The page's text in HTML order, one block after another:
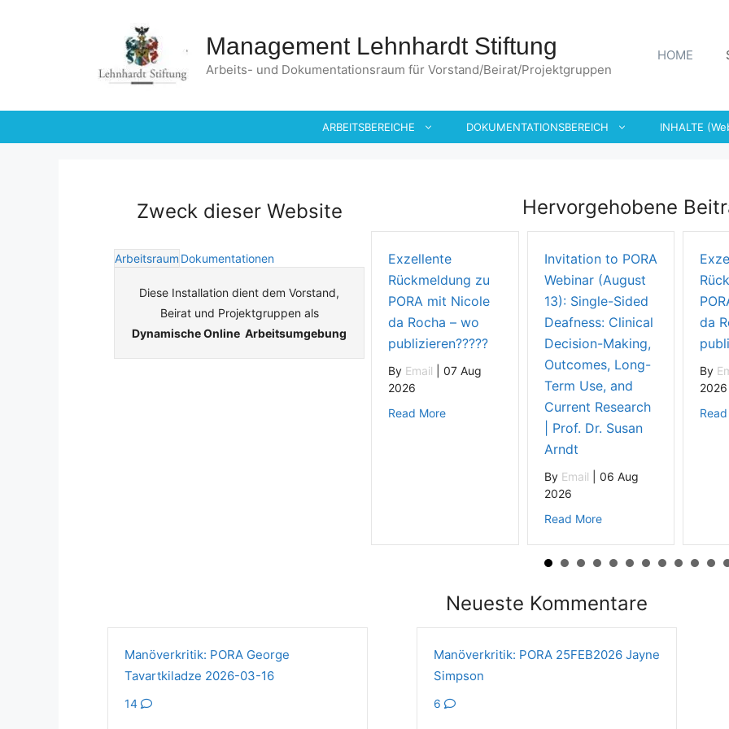
Management Lehnhardt Stiftung
Arbeits- und Dokumentationsraum für Vorstand/Beirat/Projektgruppen
HOME
ARBEITSBEREICHE DOKUMENTATIONSBEREICH INHALTE
Zweck dieser Website
Arbeitsraum Dokumentationen
Diese Installation dient dem Vorstand,
Beirat und Projektgruppen als
Dynamische Online Arbeitsumgebung
Hervorgehobene
Exzellente
Rückmeldung zu
PORA mit Nicole
da Rocha – wo
publizieren?????
By Email
07 Aug
2026
Read Moreabout Exzellente Rückmeldung zu PORA mit Nicole
Invitation to PORA
Webinar (August
13): Single-Sided
Deafness: Clinical
Decision-Making,
Outcomes, Long-
Term Use, and
Current Research
| Prof. Dr. Susan
Arndt
By Email
06 Aug
2026
Read Moreabout Invitation to
da
By
2026
Neueste Kommentare
Manöverkritik: PORA George
Tavartkiladze 2026-03-16
14
Manöverkritik: PORA 25FEB2026 Jayne
Simpson
6